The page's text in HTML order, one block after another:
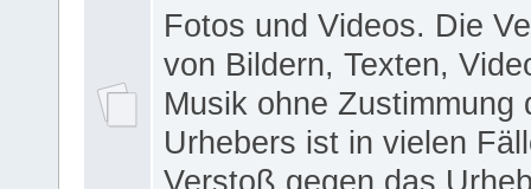
Fotos und Videos. Die
von Bildern, Texten,
Musik ohne Zustimmung
Urhebers ist in vielen
Verstoß gegen das